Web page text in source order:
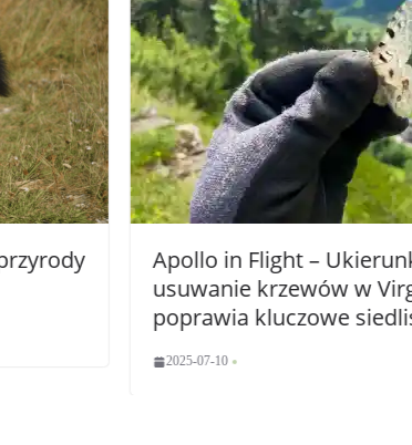
Apollo in Flight – Ukierunkowane
usuwanie krzewów w Virgen
poprawia kluczowe siedliska